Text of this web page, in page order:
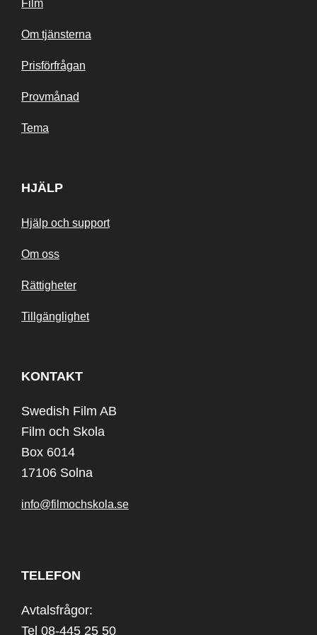
Film
Om tjänsterna
Prisförfrågan
Provmånad
Tema
HJÄLP
Hjälp och support
Om oss
Rättigheter
Tillgänglighet
KONTAKT
Swedish Film AB
Film och Skola
Box 6014
17106 Solna
info@filmochskola.se
TELEFON
Avtalsfrågor:
Tel 08-445 25 50